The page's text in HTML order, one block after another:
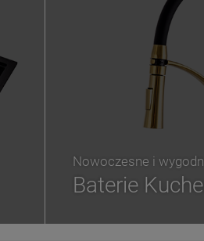
Nowoczesne i
Baterie